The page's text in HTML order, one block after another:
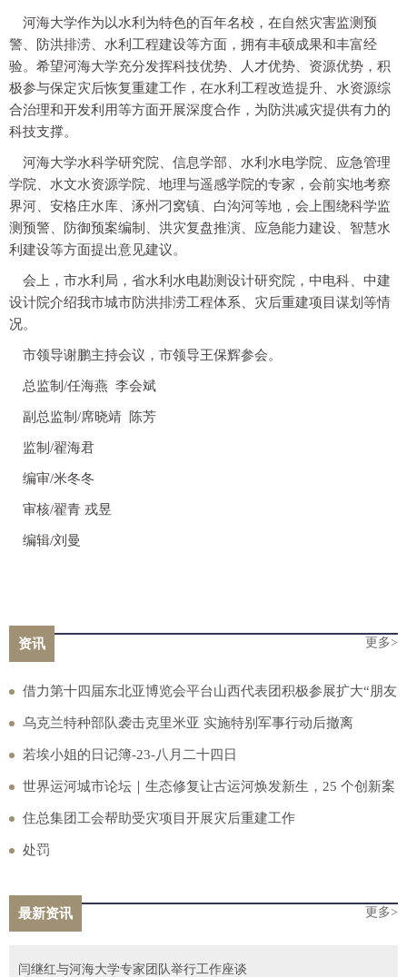
河海大学作为以水利为特色的百年名校，在自然灾害监测预
警、防洪排涝、水利工程建设等方面，拥有丰硕成果和丰富经
验。希望河海大学充分发挥科技优势、人才优势、资源优势，积
极参与保定灾后恢复重建工作，在水利工程改造提升、水资源综
合治理和开发利用等方面开展深度合作，为防洪减灾提供有力的
科技支撑。
河海大学水科学研究院、信息学部、水利水电学院、应急管理
学院、水文水资源学院、地理与遥感学院的专家，会前实地考察
界河、安格庄水库、涿州刁窝镇、白沟河等地，会上围绕科学监
测预警、防御预案编制、洪灾复盘推演、应急能力建设、智慧水
利建设等方面提出意见建议。
会上，市水利局，省水利水电勘测设计研究院，中电科、中建
设计院介绍我市城市防洪排涝工程体系、灾后重建项目谋划等情
况。
市领导谢鹏主持会议，市领导王保辉参会。
总监制/任海燕 李会斌
副总监制/席晓靖 陈芳
监制/翟海君
编审/米冬冬
审核/翟青 戎昱
编辑/刘曼
资讯 更多>
借力第十四届东北亚博览会平台山西代表团积极参展扩大“朋友
圈”
乌克兰特种部队袭击克里米亚 实施特别军事行动后撤离
若埃小姐的日记簿-23-八月二十四日
世界运河城市论坛｜生态修复让古运河焕发新生，25 个创新案
例公布
住总集团工会帮助受灾项目开展灾后重建工作
处罚
最新资讯 更多>
​闫继红与河海大学专家团队举行工作座谈